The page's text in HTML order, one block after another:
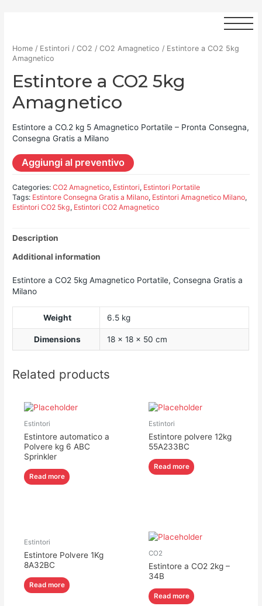
Home / Estintori /CO2 /CO2 Amagnetico / Estintore a CO2 5kg
Amagnetico
Estintore a CO2 5kg
Amagnetico
Estintore a CO.2 kg 5 Amagnetico Portatile – Pronta Consegna,
Consegna Gratis a Milano
Aggiungi al preventivo
Categories:CO2 Amagnetico, Estintori, Estintori Portatile
Tags: Estintore Consegna Gratis a Milano, Estintori Amagnetico Milano,
Estintori CO2 5kg, Estintori CO2 Amagnetico
Description
Additional information
Estintore a CO2 5kg Amagnetico Portatile, Consegna Gratis a
Milano
Weight 6.5 kg
Dimensions 18 × 18 × 50 cm
Related products
Estintori
Estintore automatico a
Polvere kg 6 ABC
Sprinkler
Read more
Estintori
Estintore polvere 12kg
55A233BC
Read more
Estintori
Estintore Polvere 1Kg
8A32BC
Read more
CO2
Estintore a CO2 2kg –
34B
Read more